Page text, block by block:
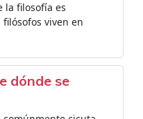
la filosofía es
viven en
dónde se